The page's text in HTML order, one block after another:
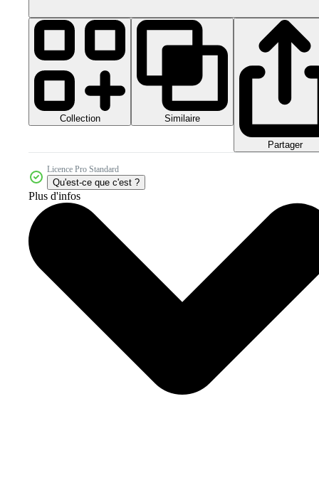
Collection Similaire
Partager
Licence Pro Standard
Qu'est-ce que c'est ?
Plus d'infos